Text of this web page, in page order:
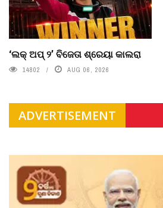
‘ଲକ୍ ଅପ୍ ୨’ ବିଜେତା ଶ୍ରେୟା କାଲରା
14802 AUG 06, 2026
ADVERTISEMENT